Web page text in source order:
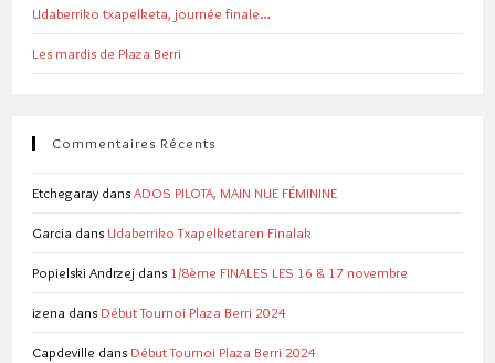
Udaberriko txapelketa, journée finale…
Les mardis de Plaza Berri
Commentaires Récents
Etchegaray dansADOS PILOTA, MAIN NUE FÉMININE
Garcia dans Udaberriko Txapelketaren Finalak
Popielski Andrzej dans 1/8ème FINALES LES 16 & 17 novembre
izena dans Début Tournoi Plaza Berri 2024
Capdeville dans Début Tournoi Plaza Berri 2024